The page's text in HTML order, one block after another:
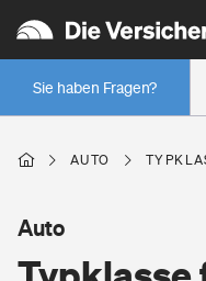
Sie haben Fragen?
Wer versichert was: Jetzt
Regionalklassen: So ist
Wer versichert was:
AUTO
Auto